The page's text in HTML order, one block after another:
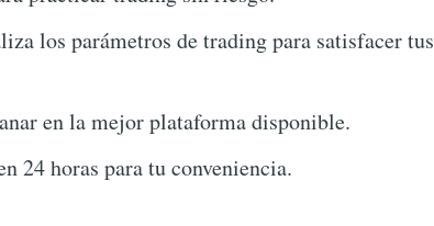
los parámetros de trading para satisfacer tus
en la mejor plataforma disponible.
24 horas para tu conveniencia.